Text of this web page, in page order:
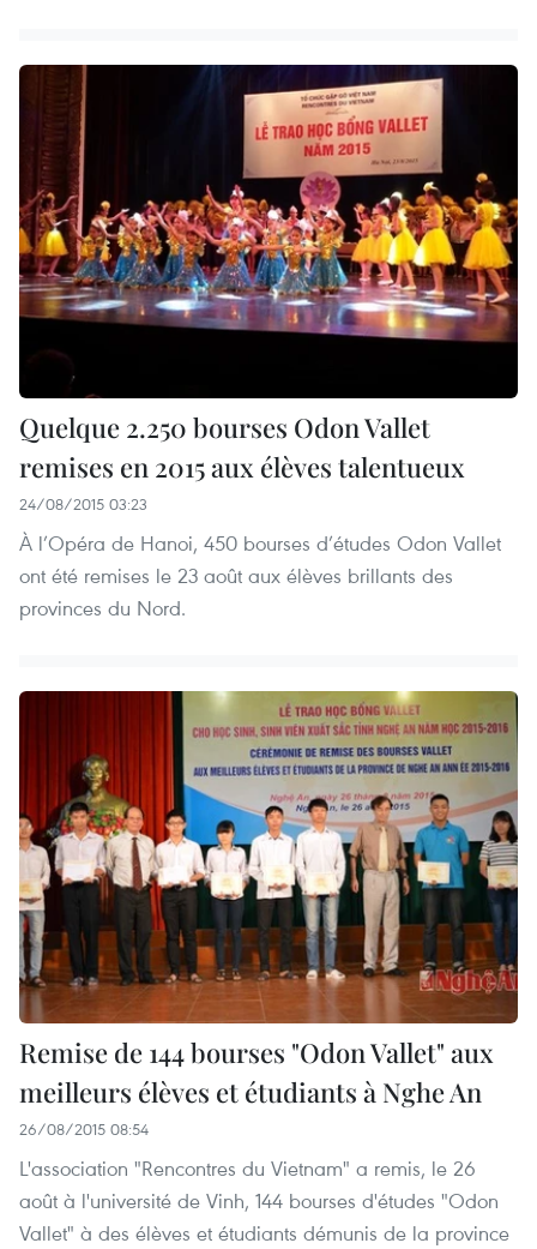
Quelque 2.250 bourses Odon Vallet
remises en 2015 aux élèves talentueux
24/08/2015 03:23
À l’Opéra de Hanoi, 450 bourses d’études Odon Vallet
ont été remises le 23 août aux élèves brillants des
provinces du Nord.
Remise de 144 bourses "Odon Vallet" aux
meilleurs élèves et étudiants à Nghe An
26/08/2015 08:54
L'association "Rencontres du Vietnam" a remis, le 26
août à l'université de Vinh, 144 bourses d'études "Odon
Vallet" à des élèves et étudiants démunis de la province